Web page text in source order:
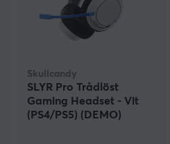
Skullcandy
SLYR Pro Trådlöst
Gaming Headset - Vit
(PS4/PS5) (DEMO)